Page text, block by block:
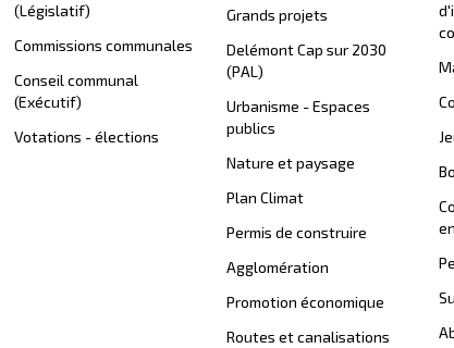
(Législatif)
Commissions communales
Conseil communal
(Exécutif)
Votations - élections
Grands projets
Delémont Cap sur 2030
(PAL)
Urbanisme - Espaces
publics
Nature et paysage
Plan Climat
Permis de construire
Agglomération
Promotion économique
Routes et canalisations